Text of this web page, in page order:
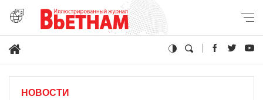
НОВОСТИ